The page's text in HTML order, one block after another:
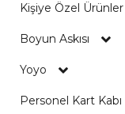
Kişiye Özel Ürünler
Boyun Askısı
Yoyo
Personel Kart Kabı